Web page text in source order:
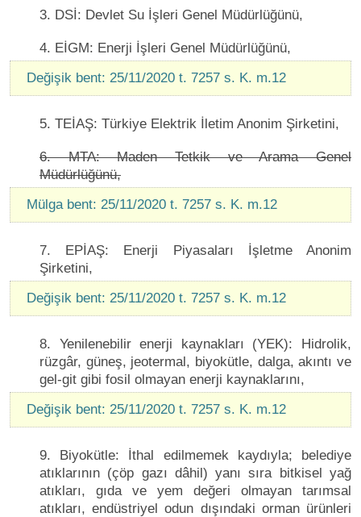
3. DSİ: Devlet Su İşleri Genel Müdürlüğünü,
4. EİGM: Enerji İşleri Genel Müdürlüğünü,
Değişik bent: 25/11/2020 t. 7257 s. K. m.12
5. TEİAŞ: Türkiye Elektrik İletim Anonim Şirketini,
6. MTA: Maden Tetkik ve Arama Genel
Müdürlüğünü,
Mülga bent: 25/11/2020 t. 7257 s. K. m.12
7. EPİAŞ: Enerji Piyasaları İşletme Anonim
Şirketini,
Değişik bent: 25/11/2020 t. 7257 s. K. m.12
8. Yenilenebilir enerji kaynakları (YEK): Hidrolik,
rüzgâr, güneş, jeotermal, biyokütle, dalga, akıntı ve
gel-git gibi fosil olmayan enerji kaynaklarını,
Değişik bent: 25/11/2020 t. 7257 s. K. m.12
9. Biyokütle: İthal edilmemek kaydıyla; belediye
atıklarının (çöp gazı dâhil) yanı sıra bitkisel yağ
atıkları, gıda ve yem değeri olmayan tarımsal
atıkları, endüstriyel odun dışındaki orman ürünleri